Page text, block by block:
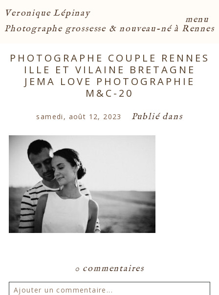
menu
Veronique Lépinay
Photographe grossesse & nouveau-né à Rennes
PHOTOGRAPHE COUPLE RENNES
ILLE ET VILAINE BRETAGNE
JEMA LOVE PHOTOGRAPHIE
M&C-20
samedi, août 12, 2023 Publié dans
0 commentaires
Ajouter un commentaire...